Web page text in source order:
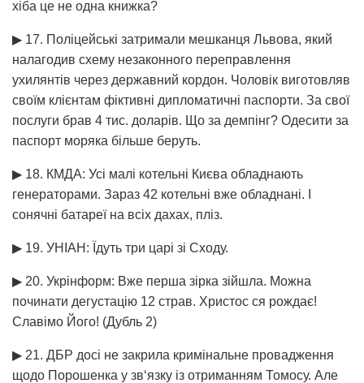
хіба це не одна книжка?
▶ 17. Поліцейські затримали мешканця Львова, який
налагодив схему незаконного переправлення
ухилянтів через державний кордон. Чоловік виготовляв
своїм клієнтам фіктивні дипломатичні паспорти. За свої
послуги брав 4 тис. доларів. Що за демпінг? Одесити за
паспорт моряка більше беруть.
▶ 18. КМДА: Усі малі котельні Києва обладнають
генераторами. Зараз 42 котельні вже обладнані. І
сонячні батареї на всіх дахах, пліз.
▶ 19. УНІАН: Їдуть три царі зі Сходу.
▶ 20. Укрінформ: Вже перша зірка зійшла. Можна
починати дегустацію 12 страв. Христос ся рождає!
Славімо Його! (Дубль 2)
▶ 21. ДБР досі не закрила кримінальне провадження
щодо Порошенка у зв‘язку із отриманням Томосу. Але